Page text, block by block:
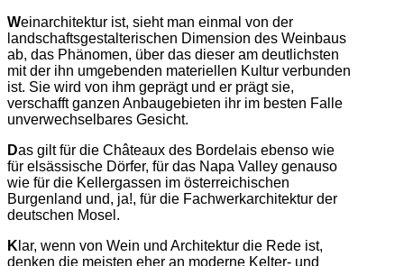
Weinarchitektur ist, sieht man einmal von der
landschaftsgestalterischen Dimension des Weinbaus
ab, das Phänomen, über das dieser am deutlichsten
mit der ihn umgebenden materiellen Kultur verbunden
ist. Sie wird von ihm geprägt und er prägt sie,
verschafft ganzen Anbaugebieten ihr im besten Falle
unverwechselbares Gesicht.
Das gilt für die Châteaux des Bordelais ebenso wie
für elsässische Dörfer, für das Napa Valley genauso
wie für die Kellergassen im österreichischen
Burgenland und, ja!, für die Fachwerkarchitektur der
deutschen Mosel.
K lar, wenn von Wein und Architektur die Rede ist,
denken die meisten eher an moderne Kelter- und